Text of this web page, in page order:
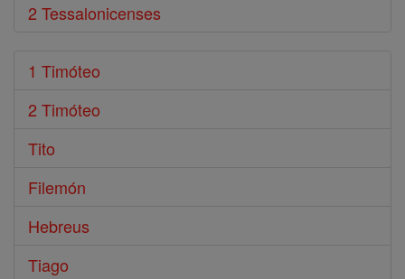
2 Tessalonicenses
1 Timóteo
2 Timóteo
Tito
Filemón
Hebreus
Tiago